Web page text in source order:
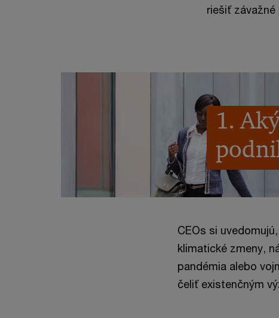
riešiť
1.
CEOs si
klimatické zmeny,
pandémia alebo
čeliť existenčným